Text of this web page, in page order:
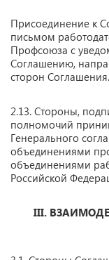
Присоединение к
письмом
Профсоюза с
Соглашению,
сторон Соглашения.
2.13. Стороны,
полномочий
Генерального
объединениями
объединениями
Российской
III.